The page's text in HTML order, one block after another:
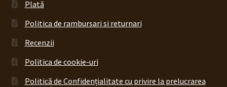
Plată
Politica de rambursari si returnari
Recenzii
Politica de cookie-uri
Politică de Confidențialitate cu privire la prelucrarea